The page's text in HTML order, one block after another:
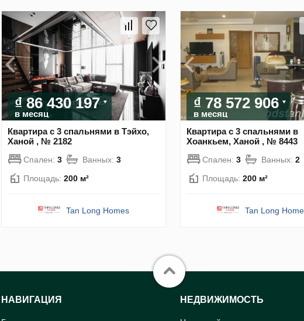
₫ 86 430 197
в месяц
Квартира с 3 спальнями в Тэйхо,
Ханой , № 2182
Спален: 3 Ванных: 3
Площадь: 200 м²
Tan Long Homes
₫ 78 572 906
в месяц
Квартира с 3 спальнями в
Хоанкьем, Ханой , № 8443
Спален: 3 Ванных: 2
Площадь: 200 м²
Tan Long
НАВИГАЦИЯ НЕДВИЖИМОСТЬ